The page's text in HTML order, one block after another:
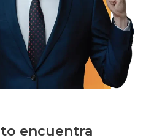
encuentra